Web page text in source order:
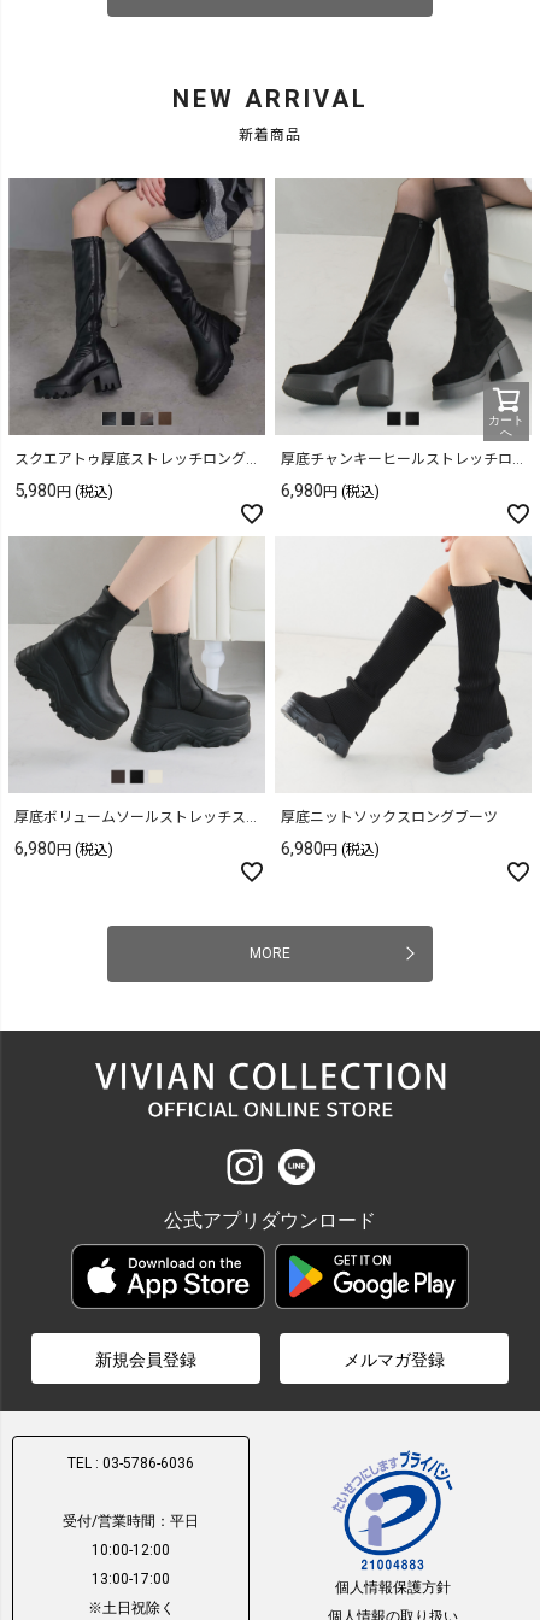
NEW ARRIVAL
新着商品
5,980 (税込) 6,980 (税込)
6,980 (税込)
厚底ニットソックスロングブーツ
6,980 (税込)
MORE
カート
へ
公式アプリダウンロード
新規会員登録 メルマガ登録
TEL : 03-5786-6036
受付/営業時間：平日
10:00-12:00
13:00-17:00
※土日祝除く
個人情報保護方針
個人情報の取り扱い